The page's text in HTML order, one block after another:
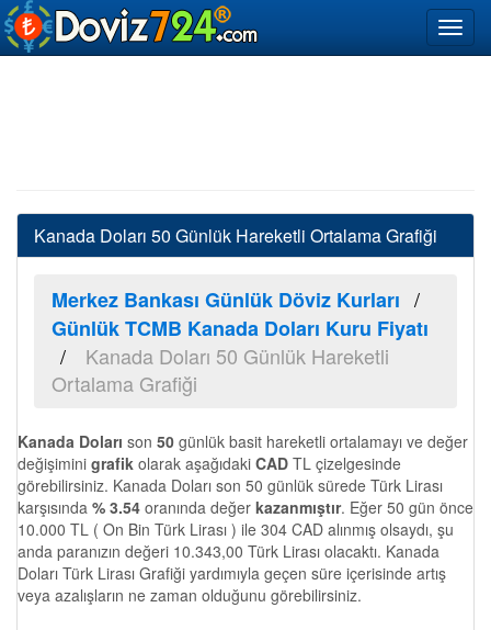
Kanada Doları 50 Günlük Hareketli Ortalama Grafiği
Merkez Bankası Günlük Döviz Kurları
Günlük TCMB Kanada Doları Kuru Fiyatı
Kanada Doları 50 Günlük Hareketli
Ortalama Grafiği
Kanada Doları son 50 günlük basit hareketli ortalamayı ve değer
değişimini grafik olarak aşağıdaki CAD TL çizelgesinde
görebilirsiniz. Kanada Doları son 50 günlük sürede Türk Lirası
karşısında % 3.54 oranında değer kazanmıştır. Eğer 50 gün önce
10.000 TL ( On Bin Türk Lirası ) ile 304 CAD alınmış olsaydı, şu
anda paranızın değeri 10.343,00 Türk Lirası olacaktı. Kanada
Doları Türk Lirası Grafiği yardımıyla geçen süre içerisinde artış
veya azalışların ne zaman olduğunu görebilirsiniz.